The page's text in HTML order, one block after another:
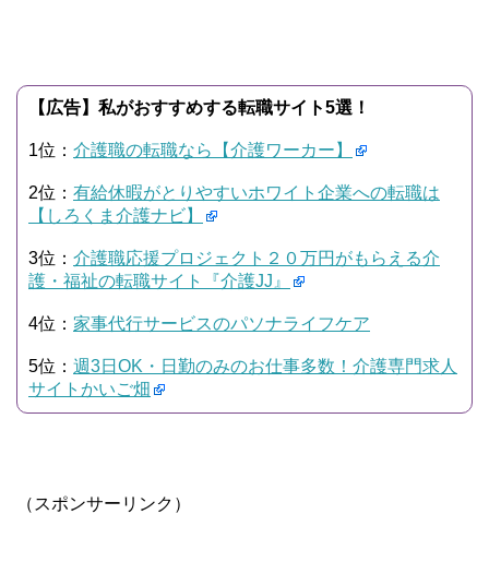
【広告】私がおすすめする転職サイト5選！
1位： 介護職の転職なら【介護ワーカー】
2位： 有給休暇がとりやすいホワイト企業への転職は
【しろくま介護ナビ】
3位： 介護職応援プロジェクト２０万円がもらえる介
護・福祉の転職サイト『介護JJ』
4位： 家事代行サービスのパソナライフケア
5位： 週3日OK・日勤のみのお仕事多数！介護専門求人
サイトかいご畑
（スポンサーリンク）